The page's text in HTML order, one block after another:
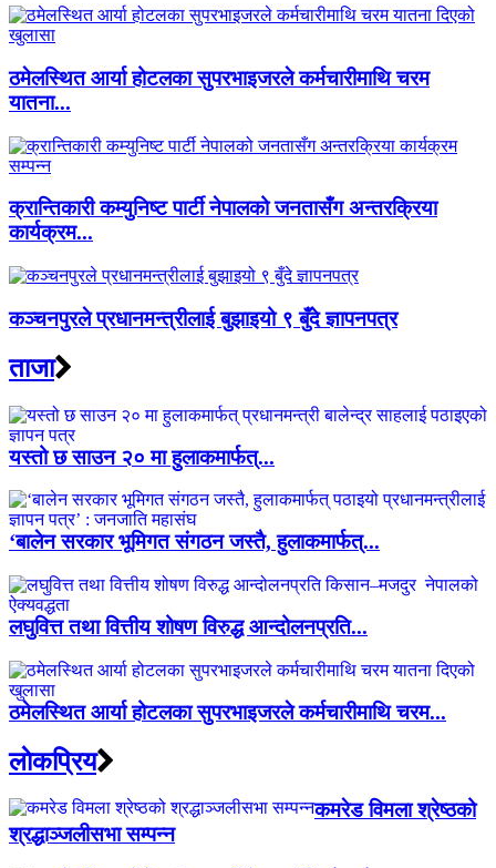
ठमेलस्थित आर्या होटलका सुपरभाइजरले कर्मचारीमाथि चरम
यातना...
क्रान्तिकारी कम्युनिष्ट पार्टी नेपालको जनतासँग अन्तरक्रिया
कार्यक्रम...
कञ्चनपुरले प्रधानमन्त्रीलाई बुझाइयो ९ बुँदे ज्ञापनपत्र
ताजा
यस्तो छ साउन २० मा हुलाकमार्फत्...
‘बालेन सरकार भूमिगत संगठन जस्तै, हुलाकमार्फत्...
लघुवित्त तथा वित्तीय शोषण विरुद्ध आन्दोलनप्रति...
ठमेलस्थित आर्या होटलका सुपरभाइजरले कर्मचारीमाथि चरम...
लाेकप्रिय
कमरेड विमला श्रेष्ठको
श्रद्धाञ्जलीसभा सम्पन्न